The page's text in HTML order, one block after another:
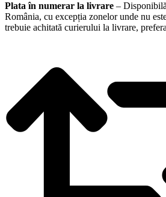
Plata în numerar la livrare –
România, cu excepția zonelor unde nu
trebuie achitată curierului la livrare,